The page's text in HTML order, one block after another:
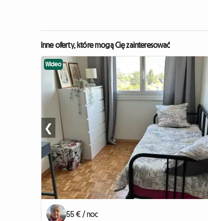
Inne oferty, które mogą Cię zainteresować
Wideo
❮
55 € / noc